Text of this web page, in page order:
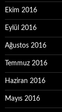
Ekim 2016
Eylül 2016
Ağustos 2016
Temmuz 2016
Haziran 2016
Mayıs 2016